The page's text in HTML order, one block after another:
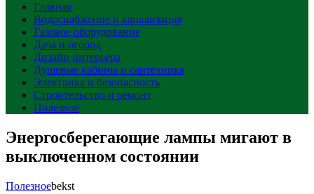
Главная
Водоснабжение и канализация
Газовое оборудование
Дача и огород
Дизайн интерьера
Душевые кабины и сантехника
Электрика и безопасность
Строительство и ремонт
Полезное
Энергосберегающие лампы мигают в
выключенном состоянии
Полезноеbekst